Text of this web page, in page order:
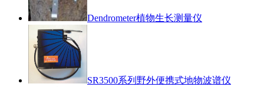
Dendrometer植物生长测量仪
SR3500系列野外便携式地物波谱仪